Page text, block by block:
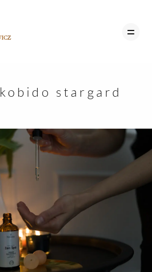
SZKOLENIA
UMÓW SIĘ
OFERTA
BLOG
kobido stargard